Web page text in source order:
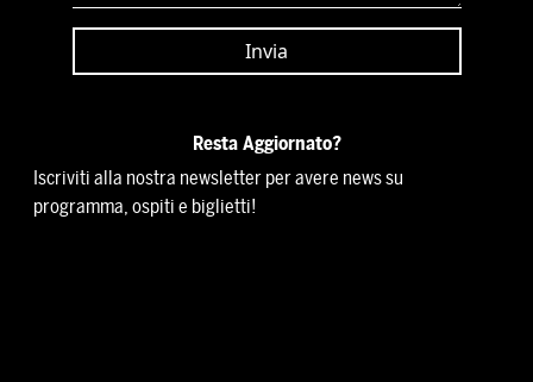
Resta Aggiornato?
Iscriviti alla nostra newsletter per avere news su
programma, ospiti e biglietti!